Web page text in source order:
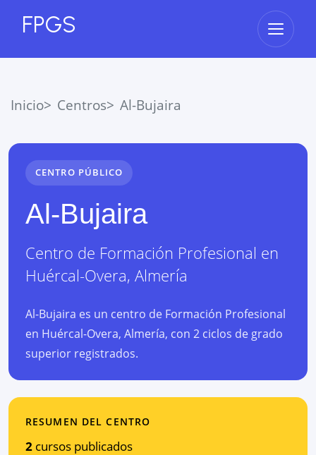
FPGS Abrir
Inicio Centros Al-Bujaira
CENTRO PÚBLICO
Al-Bujaira
Centro de Formación Profesional en
Huércal-Overa, Almería
Al-Bujaira es un centro de Formación Profesional
en Huércal-Overa, Almería, con 2 ciclos de grado
superior registrados.
RESUMEN DEL CENTRO
2 cursos publicados